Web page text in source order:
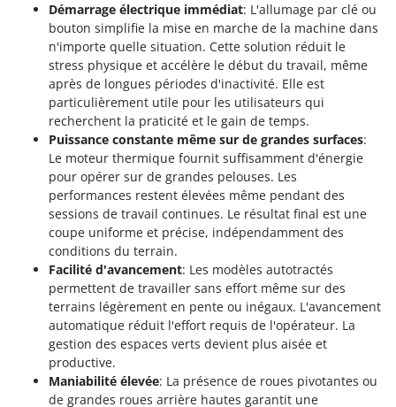
Démarrage électrique immédiat: L'allumage par clé ou
bouton simplifie la mise en marche de la machine dans
n'importe quelle situation. Cette solution réduit le
stress physique et accélère le début du travail, même
après de longues périodes d'inactivité. Elle est
particulièrement utile pour les utilisateurs qui
recherchent la praticité et le gain de temps.
Puissance constante même sur de grandes surfaces:
Le moteur thermique fournit suffisamment d'énergie
pour opérer sur de grandes pelouses. Les
performances restent élevées même pendant des
sessions de travail continues. Le résultat final est une
coupe uniforme et précise, indépendamment des
conditions du terrain.
Facilité d'avancement: Les modèles autotractés
permettent de travailler sans effort même sur des
terrains légèrement en pente ou inégaux. L'avancement
automatique réduit l'effort requis de l'opérateur. La
gestion des espaces verts devient plus aisée et
productive.
Maniabilité élevée: La présence de roues pivotantes ou
de grandes roues arrière hautes garantit une